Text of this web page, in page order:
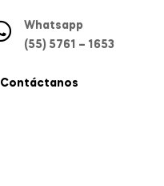
Whatsapp
(55) 5761 – 1653
Contáctanos